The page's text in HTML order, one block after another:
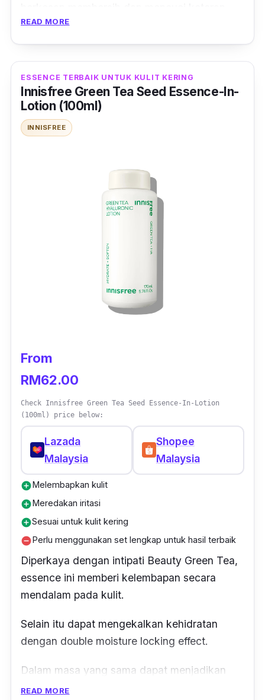
pada wajah.
sepanjang masa.
Malah, tidak lagi kelihatan kusam dan tidak
bermaya.
READ MORE
ESSENCE TERBAIK UNTUK KULIT KERING
Innisfree Green Tea Seed Essence-In-
Lotion (100ml)
INNISFREE
From
RM62.00
Check Innisfree Green Tea Seed Essence-In-Lotion
(100ml) price below:
Lazada
Malaysia
Shopee
Malaysia
add_circleMelembapkan kulit
add_circleMeredakan iritasi
add_circleSesuai untuk kulit kering
remove_circlePerlu menggunakan set lengkap untuk hasil terbaik
Diperkaya dengan intipati Beauty Green Tea,
essence ini memberi kelembapan secara
mendalam pada kulit.
Selain itu dapat mengekalkan kehidratan
dengan double moisture locking effect.
Dalam masa yang sama dapat menjadikan
lapisan kulit agar sentiasa kelihatan lebih
READ MORE